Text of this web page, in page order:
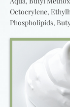
Octocrylene,
Phospholipids,